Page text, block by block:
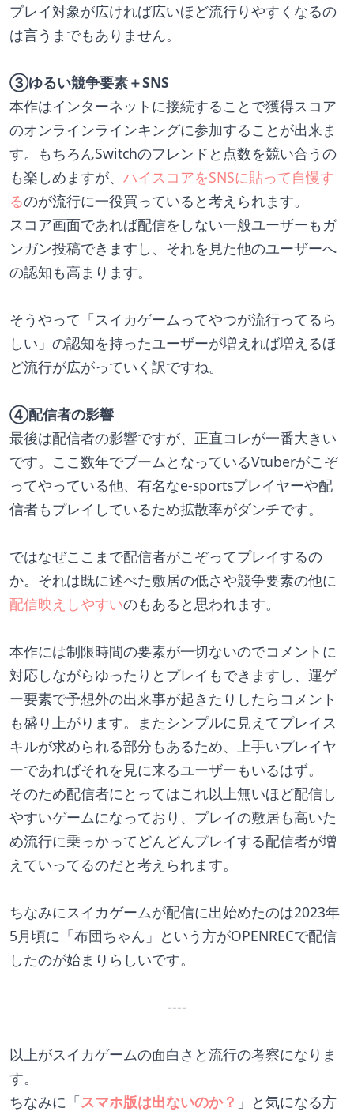
プレイ対象が広ければ広いほど流行りやすくなるの
は言うまでもありません。
③ゆるい競争要素＋SNS
本作はインターネットに接続することで獲得スコア
のオンラインラインキングに参加することが出来ま
す。もちろんSwitchのフレンドと点数を競い合うの
も楽しめますが、 ハイスコアをSNSに貼って自慢す
るのが流行に一役買っていると考えられます。
スコア画面であれば配信をしない一般ユーザーもガ
ンガン投稿できますし、それを見た他のユーザーへ
の認知も高まります。
そうやって「スイカゲームってやつが流行ってるら
しい」の認知を持ったユーザーが増えれば増えるほ
ど流行が広がっていく訳ですね。
④配信者の影響
最後は配信者の影響ですが、正直コレが一番大きい
です。ここ数年でブームとなっているVtuberがこぞ
ってやっている他、有名なe-sportsプレイヤーや配
信者もプレイしているため拡散率がダンチです。
ではなぜここまで配信者がこぞってプレイするの
か。それは既に述べた敷居の低さや競争要素の他に
配信映えしやすいのもあると思われます。
本作には制限時間の要素が一切ないのでコメントに
対応しながらゆったりとプレイもできますし、運ゲ
ー要素で予想外の出来事が起きたりしたらコメント
も盛り上がります。またシンプルに見えてプレイス
キルが求められる部分もあるため、上手いプレイヤ
ーであればそれを見に来るユーザーもいるはず。
そのため配信者にとってはこれ以上無いほど配信し
やすいゲームになっており、プレイの敷居も高いた
め流行に乗っかってどんどんプレイする配信者が増
えていってるのだと考えられます。
ちなみにスイカゲームが配信に出始めたのは2023年
5月頃に「布団ちゃん」という方がOPENRECで配信
したのが始まりらしいです。
----
以上がスイカゲームの面白さと流行の考察になりま
す。
ちなみに「スマホ版は出ないのか？ 」と気になる方